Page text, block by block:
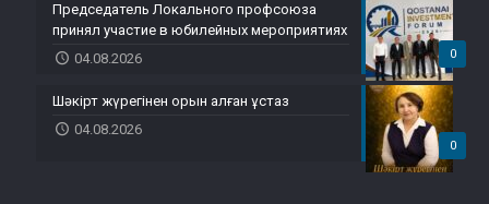
0
Председатель Локального профсоюза
принял участие в юбилейных мероприятиях
04.08.2026
0
Шәкірт жүрегінен орын алған ұстаз
04.08.2026